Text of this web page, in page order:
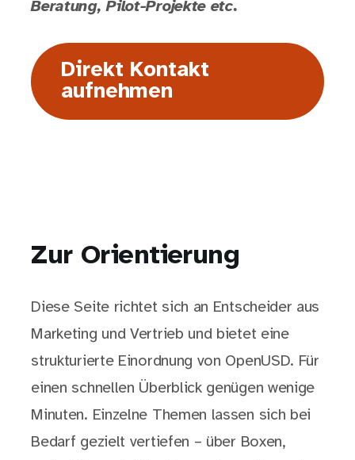
Beratung, Pilot-Projekte etc.
Direkt Kontakt
aufnehmen
Zur Orientierung
Diese Seite richtet sich an Entscheider aus
Marketing und Vertrieb und bietet eine
strukturierte Einordnung von OpenUSD. Für
einen schnellen Überblick genügen wenige
Minuten. Einzelne Themen lassen sich bei
Bedarf gezielt vertiefen – über Boxen,